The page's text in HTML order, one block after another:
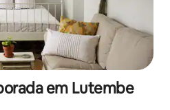
em Lutembe